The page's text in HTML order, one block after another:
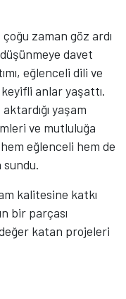
zaman göz ardı
davet
eğlenceli dili ve
anlar yaşattı.
yaşam
ve mutluluğa
eğlenceli hem de
sundu.
kalitesine katkı
bir parçası
katan projeleri